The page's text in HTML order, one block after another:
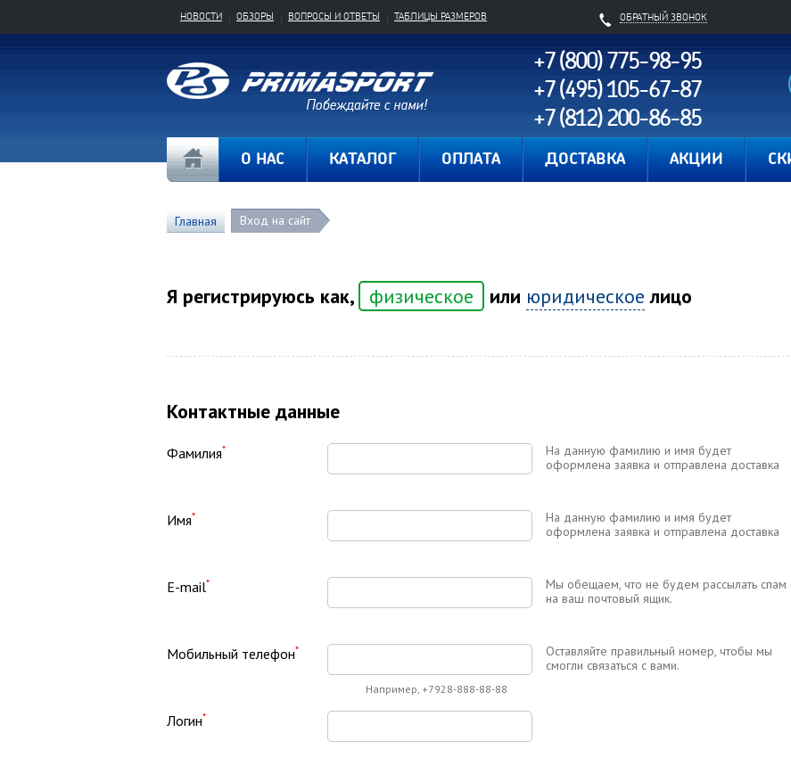
ОБРАТНЫЙ ЗВОНОК
НОВОСТИ ОБЗОРЫ ВОПРОСЫ И ОТВЕТЫ ТАБЛИЦЫ РАЗМЕРОВ
+7 (800) 775-98-95
+7 (495) 105-67-87
+7 (812) 200-86-85
О НАС КАТАЛОГ ОПЛАТА ДОСТАВКА АКЦИИ
Главная Вход на сайт
Я регистрируюсь как, физическое или юридическое лицо
Контактные данные
Фамилия*
На данную фамилию и имя будет
оформлена заявка и отправлена доставка
Имя*
На данную фамилию и имя будет
оформлена заявка и отправлена доставка
E-mail*
Мы обещаем, что не будем рассылать спам
на ваш почтовый ящик.
Мобильный телефон*
Оставляйте правильный номер, чтобы мы
смогли связаться с вами.
Например, +7928-888-88-88
Логин*